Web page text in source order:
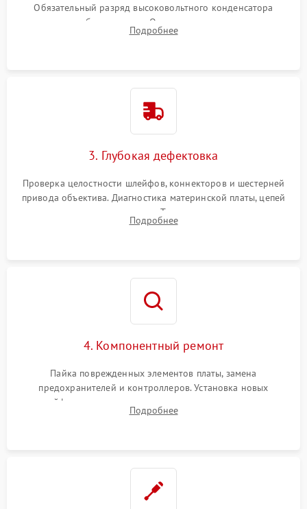
Обязательный разряд высоковольтного конденсатора
вспышки для безопасности. Очистка внутренних узлов от
пыли, песка и следов влаги с помощью спецсредств.
Подробнее
3. Глубокая дефектовка
Проверка целостности шлейфов, коннекторов и шестерней
привода объектива. Диагностика материнской платы, цепей
питания и картоприемника. Тестирование механизма
затвора и блока внутрикамерной стабилизации.
Подробнее
4. Компонентный ремонт
Пайка поврежденных элементов платы, замена
предохранителей и контроллеров. Установка новых
шлейфов, дисплея, механизма затвора или двигателя
автофокуса. Восстановление геометрии тубуса объектива
Подробнее